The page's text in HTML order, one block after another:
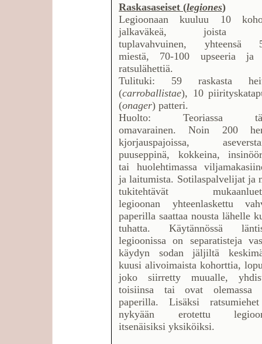
Raskasaseiset (legiones)
Legioonaan kuuluu 10
jalkaväkeä, joista
tuplavahvuinen, yhteensä
miestä, 70-100 upseeria ja
ratsulähettiä.
Tulituki: 59 raskasta
(carroballistae), 10
(onager) patteri.
Huolto: Teoriassa
omavarainen. Noin 200
kjorjauspajoissa,
puuseppinä, kokkeina,
tai huolehtimassa
ja laitumista. Sotilaspalvelijat ja
tukitehtävät
legioonan yhteenlaskettu
paperilla saattaa nousta lähelle
tuhatta. Käytännössä
legioonissa on separatisteja
käydyn sodan jäljiltä
kuusi alivoimaista kohorttia,
joko siirretty muualle,
toisiinsa tai ovat olemassa
paperilla. Lisäksi
nykyään erotettu
itsenäisiksi yksiköiksi.